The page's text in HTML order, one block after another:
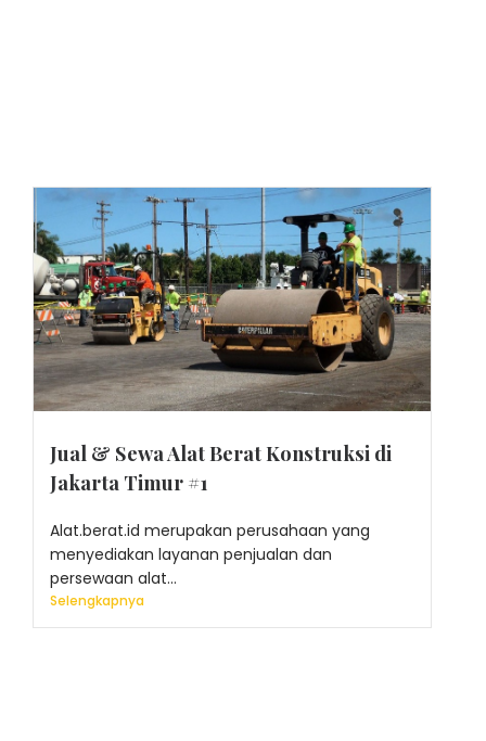
Jual & Sewa Alat Berat Konstruksi di
Jakarta Timur #1
Alat.berat.id merupakan perusahaan yang
menyediakan layanan penjualan dan
persewaan alat...
Selengkapnya